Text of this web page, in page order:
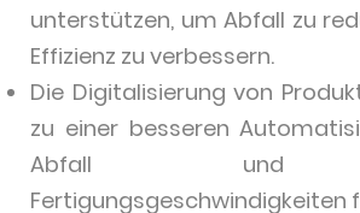
unterstützen, um Abfall zu
Effizienz zu verbessern.
Die Digitalisierung von
zu einer besseren
Abfall und
Fertigungsgeschwindigkeiten